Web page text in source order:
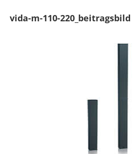
vida-m-110-220_beitragsbild